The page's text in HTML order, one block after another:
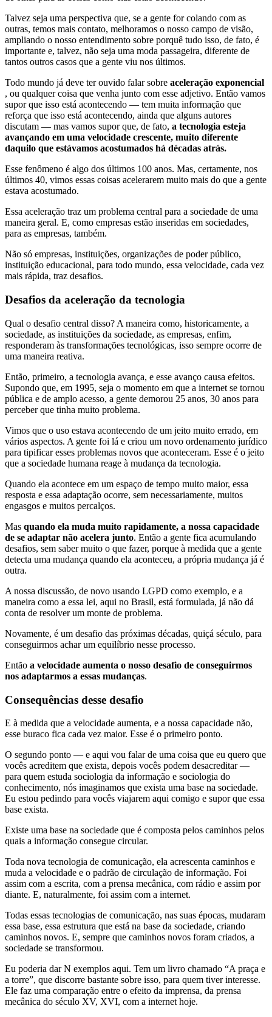
Talvez seja uma perspectiva que, se a gente for colando com as
outras, temos mais contato, melhoramos o nosso campo de visão,
ampliando o nosso entendimento sobre porquê tudo isso, de fato, é
importante e, talvez, não seja uma moda passageira, diferente de
tantos outros casos que a gente viu nos últimos.
Todo mundo já deve ter ouvido falar sobre aceleração exponencial
, ou qualquer coisa que venha junto com esse adjetivo. Então vamos
supor que isso está acontecendo — tem muita informação que
reforça que isso está acontecendo, ainda que alguns autores
discutam — mas vamos supor que, de fato, a tecnologia esteja
avançando em uma velocidade crescente, muito diferente
daquilo que estávamos acostumados há décadas atrás.
Esse fenômeno é algo dos últimos 100 anos. Mas, certamente, nos
últimos 40, vimos essas coisas acelerarem muito mais do que a gente
estava acostumado.
Essa aceleração traz um problema central para a sociedade de uma
maneira geral. E, como empresas estão inseridas em sociedades,
para as empresas, também.
Não só empresas, instituições, organizações de poder público,
instituição educacional, para todo mundo, essa velocidade, cada vez
mais rápida, traz desafios.
Desafios da aceleração da tecnologia
Qual o desafio central disso? A maneira como, historicamente, a
sociedade, as instituições da sociedade, as empresas, enfim,
responderam às transformações tecnológicas, isso sempre ocorre de
uma maneira reativa.
Então, primeiro, a tecnologia avança, e esse avanço causa efeitos.
Supondo que, em 1995, seja o momento em que a internet se tornou
pública e de amplo acesso, a gente demorou 25 anos, 30 anos para
perceber que tinha muito problema.
Vimos que o uso estava acontecendo de um jeito muito errado, em
vários aspectos. A gente foi lá e criou um novo ordenamento jurídico
para tipificar esses problemas novos que aconteceram. Esse é o jeito
que a sociedade humana reage à mudança da tecnologia.
Quando ela acontece em um espaço de tempo muito maior, essa
resposta e essa adaptação ocorre, sem necessariamente, muitos
engasgos e muitos percalços.
Mas quando ela muda muito rapidamente, a nossa capacidade
de se adaptar não acelera junto. Então a gente fica acumulando
desafios, sem saber muito o que fazer, porque à medida que a gente
detecta uma mudança quando ela aconteceu, a própria mudança já é
outra.
A nossa discussão, de novo usando LGPD como exemplo, e a
maneira como a essa lei, aqui no Brasil, está formulada, já não dá
conta de resolver um monte de problema.
Novamente, é um desafio das próximas décadas, quiçá século, para
conseguirmos achar um equilíbrio nesse processo.
Então a velocidade aumenta o nosso desafio de conseguirmos
nos adaptarmos a essas mudanças.
Consequências desse desafio
E à medida que a velocidade aumenta, e a nossa capacidade não,
esse buraco fica cada vez maior. Esse é o primeiro ponto.
O segundo ponto — e aqui vou falar de uma coisa que eu quero que
vocês acreditem que exista, depois vocês podem desacreditar —
para quem estuda sociologia da informação e sociologia do
conhecimento, nós imaginamos que exista uma base na sociedade.
Eu estou pedindo para vocês viajarem aqui comigo e supor que essa
base exista.
Existe uma base na sociedade que é composta pelos caminhos pelos
quais a informação consegue circular.
Toda nova tecnologia de comunicação, ela acrescenta caminhos e
muda a velocidade e o padrão de circulação de informação. Foi
assim com a escrita, com a prensa mecânica, com rádio e assim por
diante. E, naturalmente, foi assim com a internet.
Todas essas tecnologias de comunicação, nas suas épocas, mudaram
essa base, essa estrutura que está na base da sociedade, criando
caminhos novos. E, sempre que caminhos novos foram criados, a
sociedade se transformou.
Eu poderia dar N exemplos aqui. Tem um livro chamado “A praça e
a torre”, que discorre bastante sobre isso, para quem tiver interesse.
Ele faz uma comparação entre o efeito da imprensa, da prensa
mecânica do século XV, XVI, com a internet hoje.